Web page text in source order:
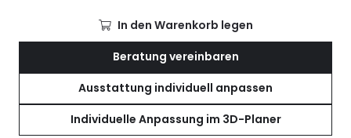
In den Warenkorb legen
Beratung vereinbaren
Ausstattung individuell anpassen
Individuelle Anpassung im 3D-Planer